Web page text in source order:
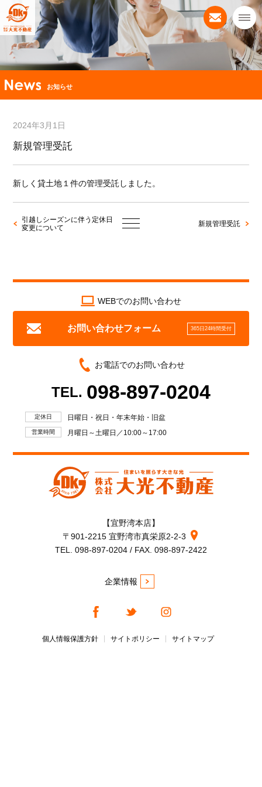
お知らせ
2024年3月1日
新規管理受託
新しく貸土地１件の管理受託しました。
引越しシーズンに伴う定休日
変更について
新規管理受託
WEBでのお問い合わせ
お問い合わせフォーム 365日24時間受付
お電話でのお問い合わせ
TEL. 098-897-0204
定休日 日曜日・祝日・年末年始・旧盆
営業時間 月曜日～土曜日／10:00～17:00
【宜野湾本店】
〒901-2215 宜野湾市真栄原2-2-3
TEL. 098-897-0204 / FAX. 098-897-2422
企業情報
個人情報保護方針 サイトポリシー サイトマップ